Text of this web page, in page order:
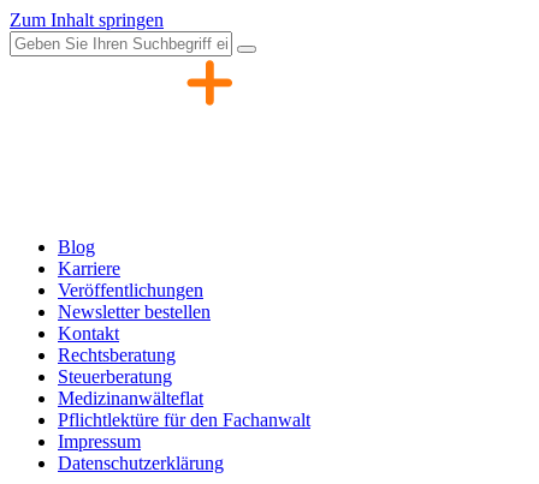
Zum Inhalt springen
Blog
Karriere
Veröffentlichungen
Newsletter bestellen
Kontakt
Rechtsberatung
Steuerberatung
Medizinanwälteflat
Pflichtlektüre für den Fachanwalt
Impressum
Datenschutzerklärung